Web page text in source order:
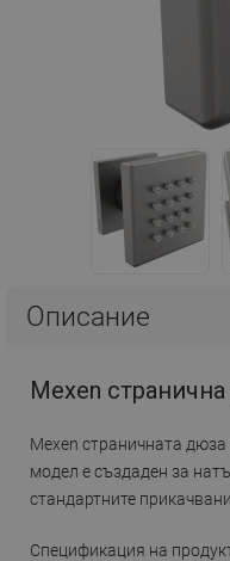
Описание
Mexen
Mexen страничната
модел е създаден за
стандартните
Спецификация на